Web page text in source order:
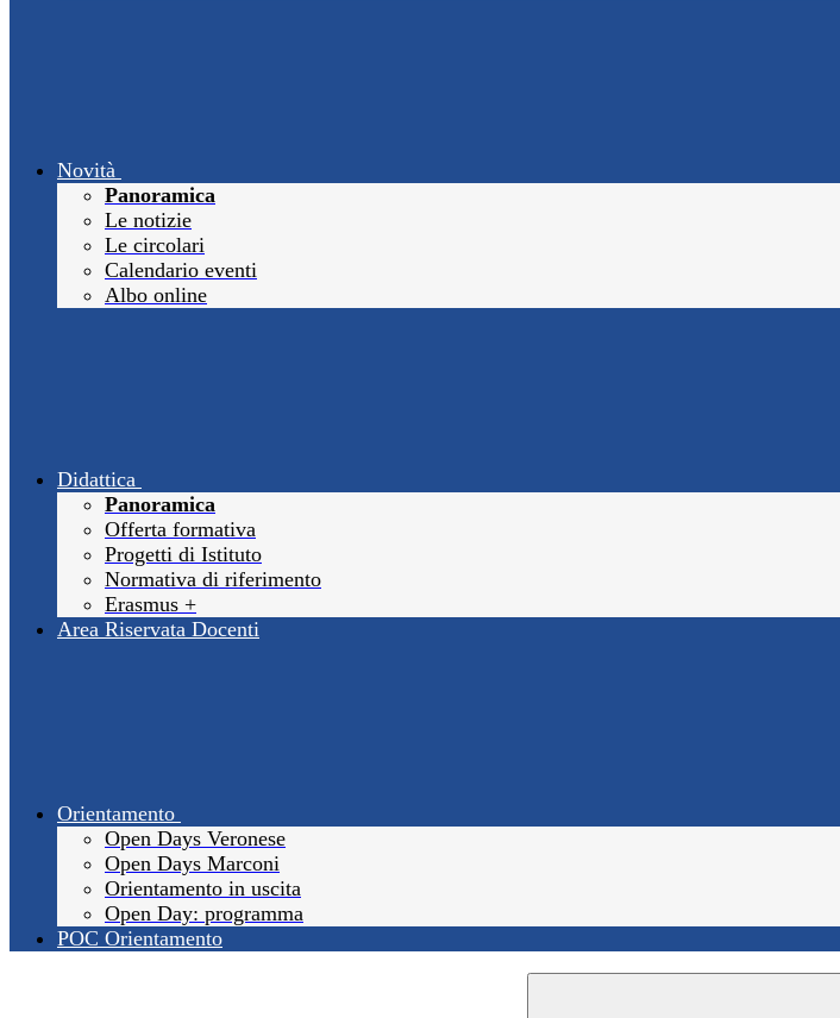
Novità
Panoramica
Le notizie
Le circolari
Calendario eventi
Albo online
Didattica
Panoramica
Offerta formativa
Progetti di Istituto
Normativa di riferimento
Erasmus +
Area Riservata Docenti
Orientamento
Open Days Veronese
Open Days Marconi
Orientamento in uscita
Open Day: programma
POC Orientamento